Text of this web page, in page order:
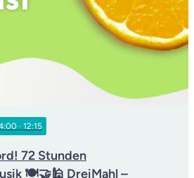
· 12:15
72 Stunden
🍽️🤝🕌 DreiMahl –